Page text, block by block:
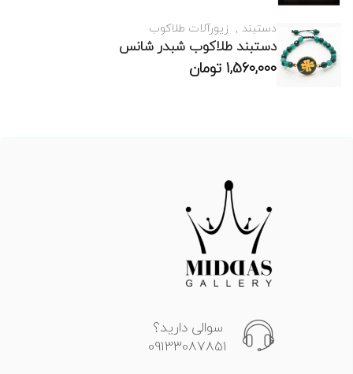
دستبند زیورآلات طلاکوب
دستبند طلاکوب شبدر شانس
1,560,000تومان
سوالی دارید؟
09133087851